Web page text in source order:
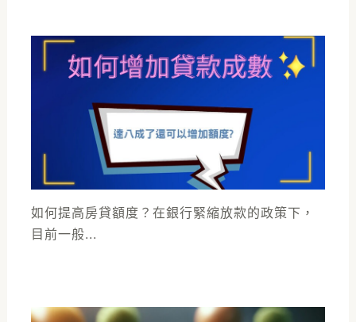
如何提高房貸額度？在銀行緊縮放款的政策下，
目前一般...